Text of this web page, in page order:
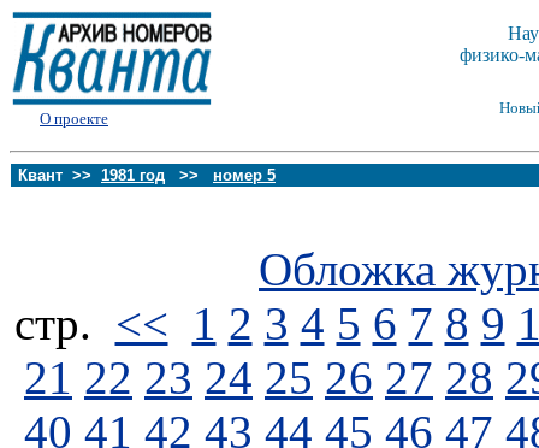
О проекте
физико-
Квант >> 1981 год >> номер 5
Обложка
стp. << 1 2 3 4 5 6 7 8 9
21 22 23 24 25 26 27 28
40 41 42 43 44 45 46 47